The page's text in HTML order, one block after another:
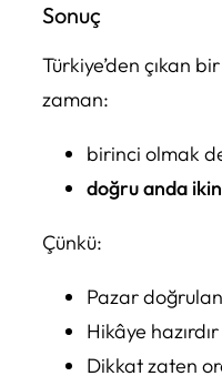
Sonuç
Türkiye’den çıkan
zaman:
birinci olmak
doğru anda
Çünkü:
Pazar
Hikâye hazırdır
Dikkat zaten